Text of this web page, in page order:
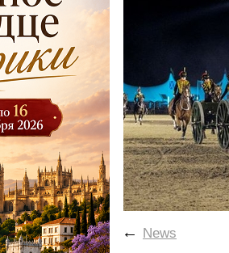
← News